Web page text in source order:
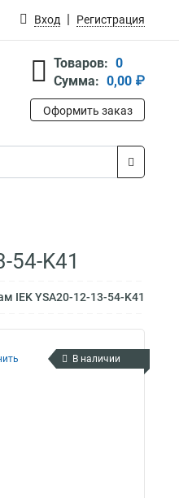
Вход Регистрация
Товаров: 0
Сумма: 0,00 ₽
Оформить заказ
54-K41
IEK YSA20-12-13-54-K41
В наличии